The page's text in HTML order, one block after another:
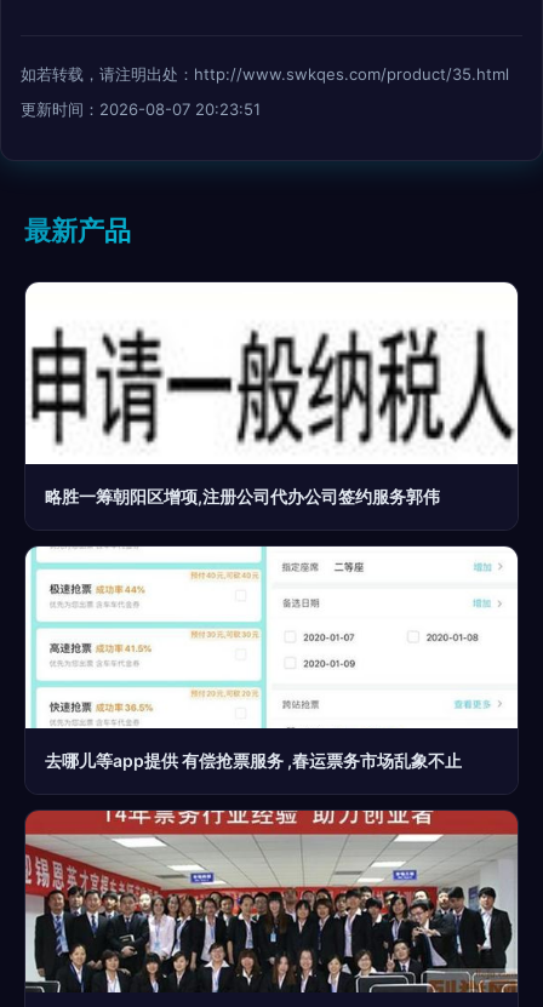
如若转载，请注明出处：http://www.swkqes.com/product/35.html
更新时间：2026-08-07 20:23:51
最新产品
略胜一筹朝阳区增项,注册公司代办公司签约服务郭伟
去哪儿等app提供 有偿抢票服务 ,春运票务市场乱象不止